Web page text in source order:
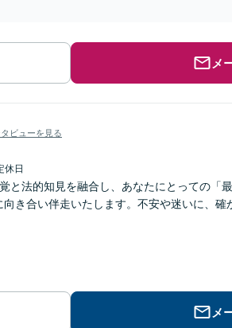
メ
ビューを見る
休日
と法的知見を融合し、あなたにとっての「
き合い伴走いたします。不安や迷いに、確
メ